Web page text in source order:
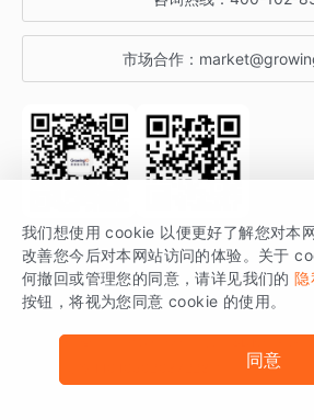
增长博客
开发者文档
SDK 文档
场景指南
增长大会
行业活动
市场合作：
关注公众号 获取更多干货
GrowingIO 是专注于数据智能分析与增长的品
分析云。
版权所有 © 北京易数科技有限公司
我们想使用 cookie 以便更好了解您对本
改善您今后对本网站访问的体验。关于
何撤回或管理您的同意，请详见我们的 隐
按钮，将视为您同意 cookie 的使用。
同意